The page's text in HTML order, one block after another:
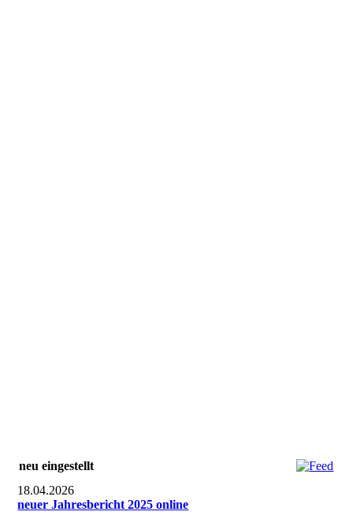
neu eingestellt
18.04.2026
neuer Jahresbericht 2025 online